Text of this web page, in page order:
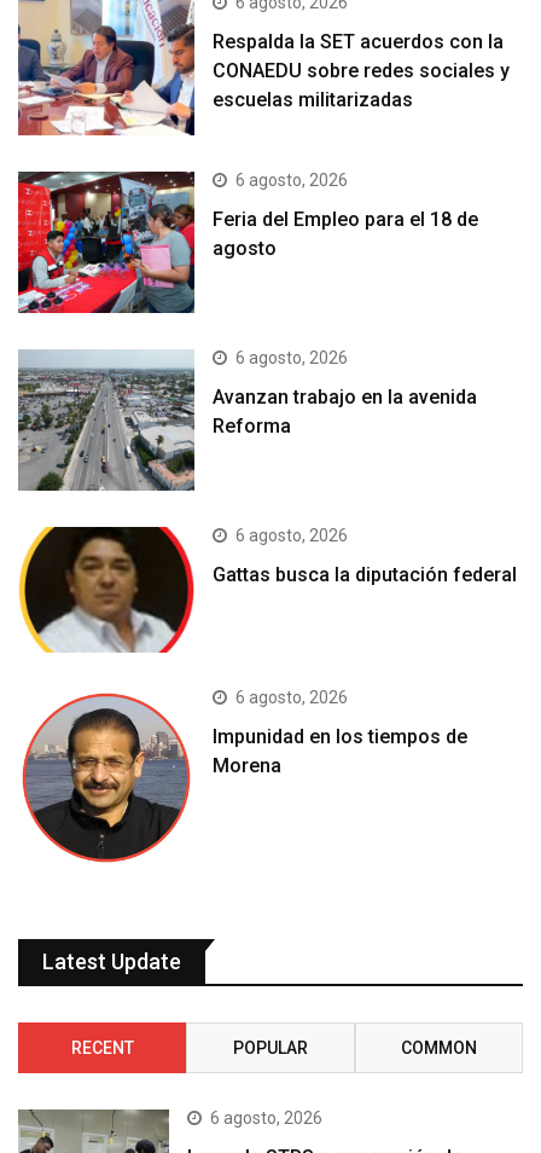
Respalda la SET acuerdos con la
CONAEDU sobre redes sociales y
escuelas militarizadas
6 agosto, 2026
Feria del Empleo para el 18 de
agosto
6 agosto, 2026
Avanzan trabajo en la avenida
Reforma
6 agosto, 2026
Gattas busca la diputación federal
6 agosto, 2026
Impunidad en los tiempos de
Morena
Latest Update
RECENT POPULAR COMMON
6 agosto, 2026